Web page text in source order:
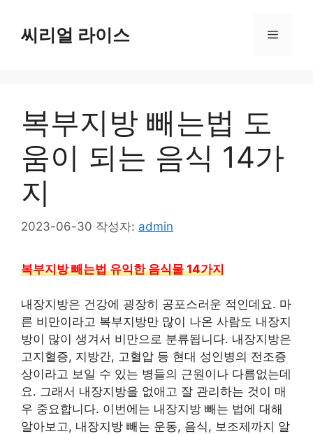
씨리얼 라이스 메
복부지방 빼는법 도
움이 되는 음식 14가
지
2023-06-30 작성자: admin
복부지방 빼는법 유익한 음식물 14가지
내장지방은 건강에 굉장히 공포스러운 적인데요. 마
른 비만이라고 복부지방만 많이 나온 사람도 내장지
방이 많이 생겨서 비만으로 분류됩니다. 내장지방은
고지혈증, 지방간, 고혈압 등 현대 성인병의 전조증
상이라고 보일 수 있는 병들의 근원이나 다름없는데
요. 그래서 내장지방을 없애고 잘 관리하는 것이 매
우 중요합니다. 이번에는 내장지방 빼는 법에 대해
알아보고, 내장지방 빼는 운동, 음식, 보조제까지 알